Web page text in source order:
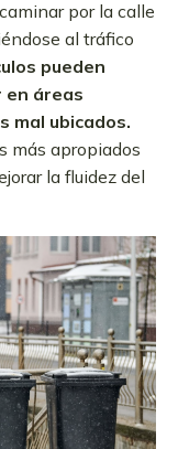
por la calle
al tráfico
pueden
áreas
mal ubicados.
más apropiados
la fluidez del